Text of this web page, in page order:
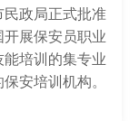
政局正式批准
开展保安员职业
培训的集专业
安培训机构。